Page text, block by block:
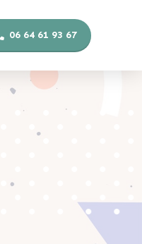
06 64 61 93 67